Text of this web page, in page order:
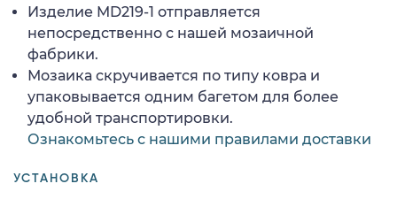
Изделие MD219-1 отправляется
непосредственно с нашей мозаичной
фабрики.
Мозаика скручивается по типу ковра и
упаковывается одним багетом для более
удобной транспортировки.
Ознакомьтесь с нашими правилами доставки
УСТАНОВКА